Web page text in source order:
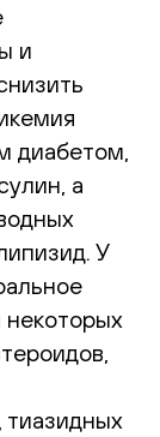
и
диабетом,
а
У
некоторых